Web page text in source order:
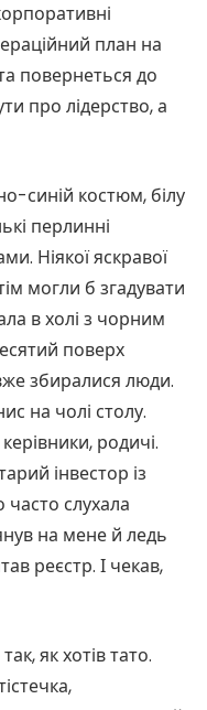
план на
повернеться до
про лідерство, а
синій костюм, білу
перлинні
Ніякої яскравої
могли б згадувати
в холі з чорним
поверх
збиралися люди.
на чолі столу.
родичі.
інвестор із
слухала
на мене й ледь
реєстр. І чекав,
як хотів тато.